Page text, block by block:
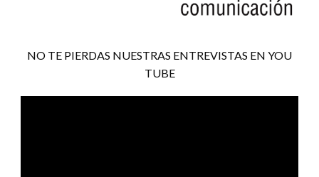
NO TE PIERDAS NUESTRAS ENTREVISTAS EN YOU
TUBE